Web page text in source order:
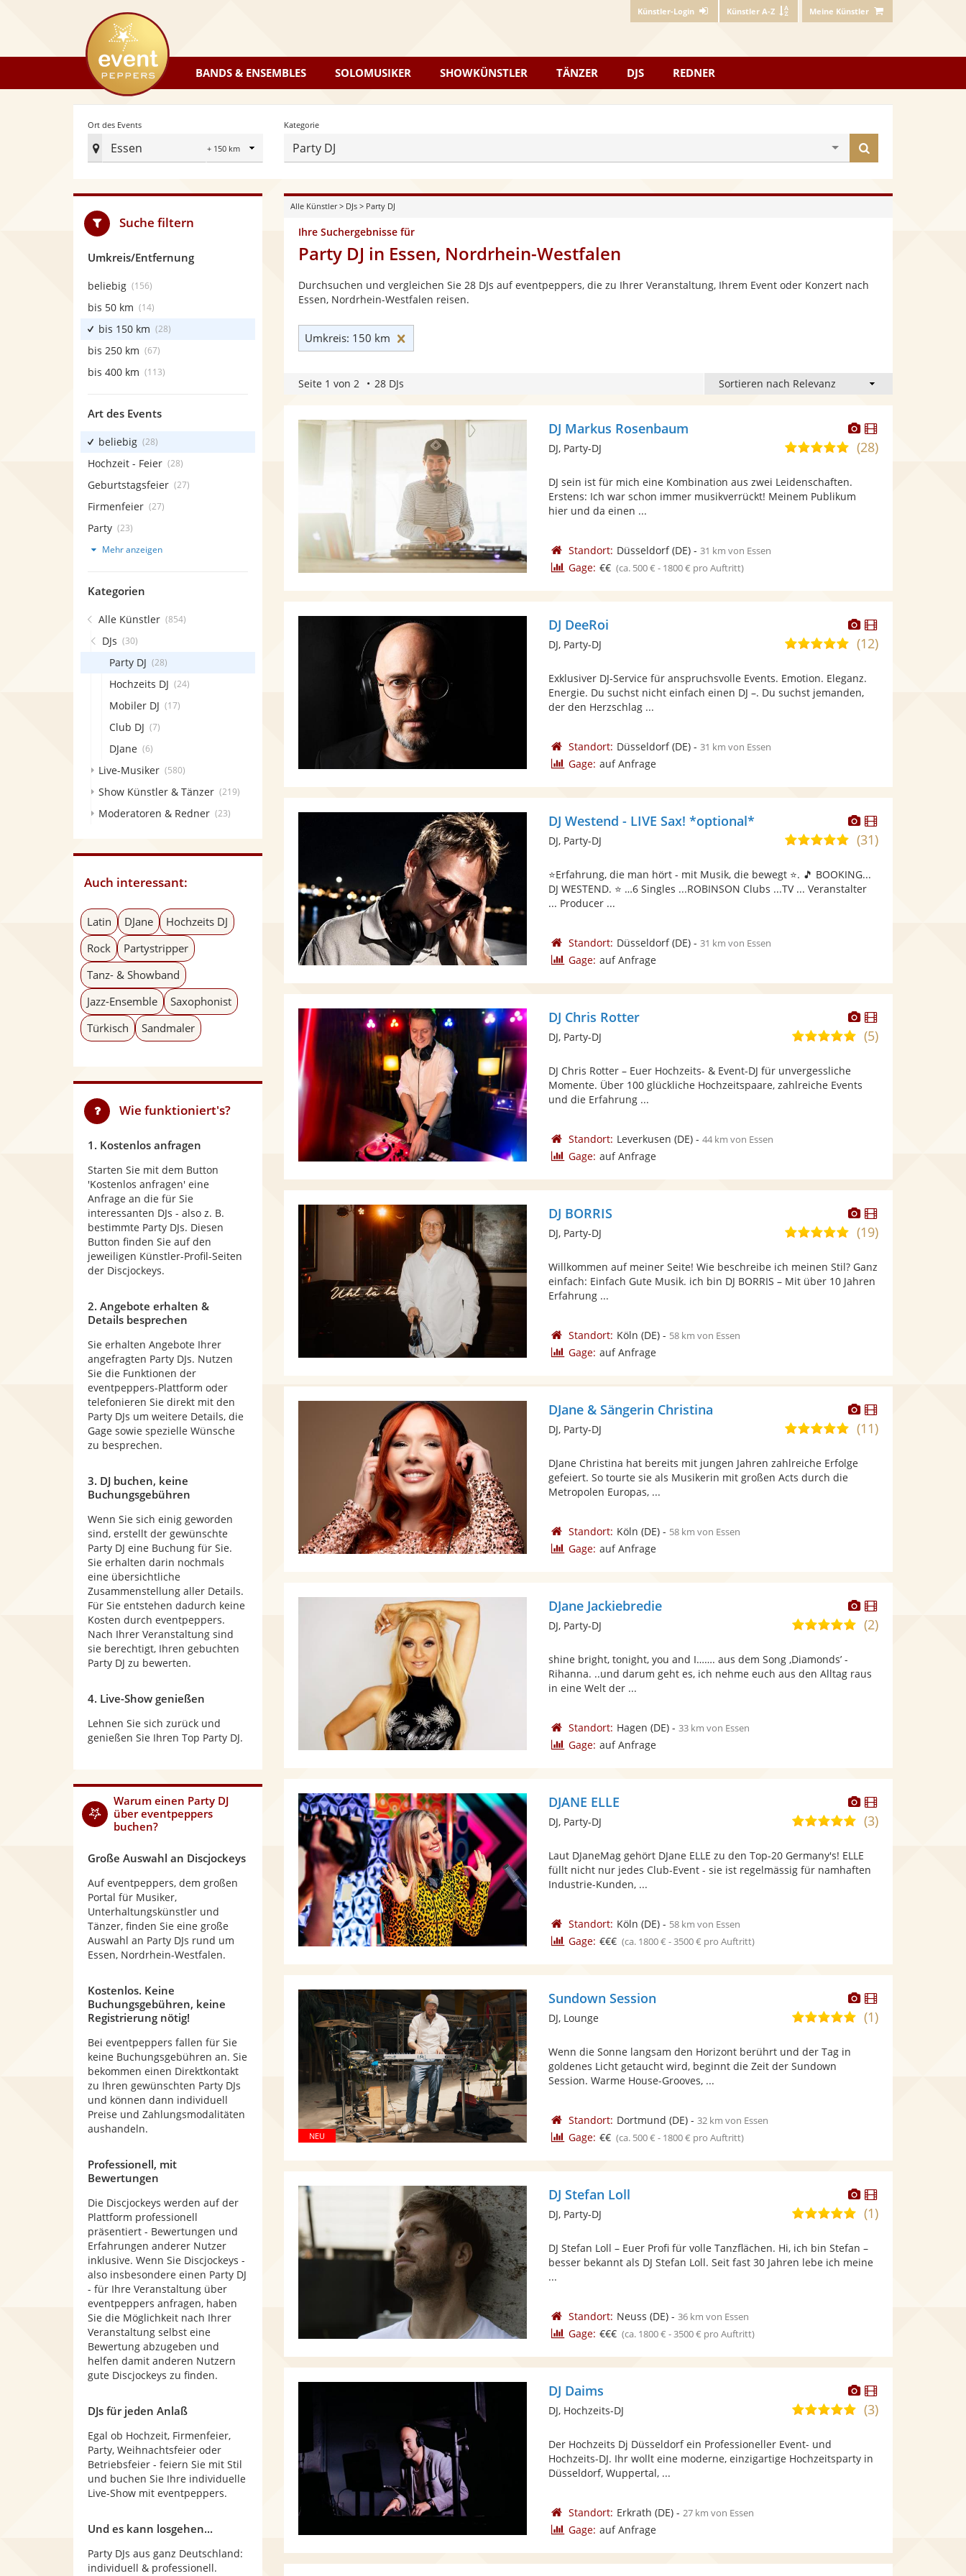
Künstler-Login Künstler A-Z Meine Künstler
eventpeppers
BANDS & ENSEMBLES SOLOMUSIKER SHOWKÜNSTLER TÄNZER DJS REDNER
Ort des Events
Essen
Radius
Ort
Events
festlegen
Kategorie
Party DJ
finden
Alle Künstler> DJs> Party DJ
Ihre Suchergebnisse für
Party DJ in Essen, Nordrhein-Westfalen
Durchsuchen und vergleichen Sie 28 DJs auf eventpeppers, die zu Ihrer Veranstaltung, Ihrem Event oder Konzert nach
Essen, Nordrhein-Westfalen reisen.
Umkreis: 150 km
Seite 1 von 2 28 DJs
Dieser
Künstler
stellt
Dieser
Künstler
DJ Markus Rosenbaum
5,0
5
Sternen
(28)
DJ, Party-DJ
DJ sein ist für mich eine Kombination aus zwei Leidenschaften.
Erstens: Ich war schon immer musikverrückt! Meinem Publikum
hier und da einen ...
Standort: Düsseldorf(DE)- 31 km von Essen
Gage: €€ (ca. 500 € - 1800 € pro Auftritt)
Dieser
Künstler
stellt
bereit.
Dieser
Künstler
DJ DeeRoi
5,0
5
Sternen
(12)
DJ, Party-DJ
Exklusiver DJ-Service für anspruchsvolle Events. Emotion. Eleganz.
Energie. Du suchst nicht einfach einen DJ –. Du suchst jemanden,
der den Herzschlag ...
Standort: Düsseldorf(DE)- 31 km von Essen
Gage: auf Anfrage
Dieser
Künstler
stellt
bereit.
Dieser
Künstler
DJ Westend - LIVE Sax! *optional*
5,0
5
Sternen
(31)
DJ, Party-DJ
⭐Erfahrung, die man hört - mit Musik, die bewegt ⭐. 🎵 BOOKING...
DJ WESTEND. ⭐ …6 Singles ...ROBINSON Clubs ...TV ... Veranstalter
... Producer ...
Standort: Düsseldorf(DE)- 31 km von Essen
Gage: auf Anfrage
Dieser
Künstler
stellt
Dieser
Künstler
DJ Chris Rotter
5,0
Sternen
(5)
DJ, Party-DJ
DJ Chris Rotter – Euer Hochzeits- & Event-DJ für unvergessliche
Momente. Über 100 glückliche Hochzeitspaare, zahlreiche Events
und die Erfahrung ...
Standort: Leverkusen (DE)- 44 km von Essen
Gage: auf Anfrage
Dieser
Künstler
stellt
bereit.
Dieser
Künstler
DJ BORRIS
5,0
5
Sternen
(19)
DJ, Party-DJ
Willkommen auf meiner Seite! Wie beschreibe ich meinen Stil? Ganz
einfach: Einfach Gute Musik. ich bin DJ BORRIS – Mit über 10 Jahren
Erfahrung ...
Standort: Köln (DE)- 58 km von Essen
Gage: auf Anfrage
Dieser
Künstler
stellt
Dieser
Künstler
DJane & Sängerin Christina
4,9
5
(11)
DJ, Party-DJ
DJane Christina hat bereits mit jungen Jahren zahlreiche Erfolge
gefeiert. So tourte sie als Musikerin mit großen Acts durch die
Metropolen Europas, ...
Standort: Köln (DE)- 58 km von Essen
Gage: auf Anfrage
Dieser
Künstler
stellt
Dieser
Künstler
DJane Jackiebredie
5,0
Sternen
(2)
DJ, Party-DJ
shine bright, tonight, you and I……. aus dem Song ‚Diamonds’ -
Rihanna. ..und darum geht es, ich nehme euch aus den Alltag raus
in eine Welt der ...
Standort: Hagen (DE)- 33 km von Essen
Gage: auf Anfrage
Dieser
Künstler
stellt
bereit.
Dieser
Künstler
DJANE ELLE
5,0
5
Sternen
(3)
DJ, Party-DJ
Laut DJaneMag gehört DJane ELLE zu den Top-20 Germany's! ELLE
füllt nicht nur jedes Club-Event - sie ist regelmässig für namhaften
Industrie-Kunden, ...
Standort: Köln (DE)- 58 km von Essen
Gage: €€€ (ca. 1800 € - 3500 € pro Auftritt)
Dieser
Künstler
stellt
Dieser
Künstler
Sundown Session
5,0(1)
DJ, Lounge
Wenn die Sonne langsam den Horizont berührt und der Tag in
goldenes Licht getaucht wird, beginnt die Zeit der Sundown
Session. Warme House-Grooves, ...
Standort: Dortmund (DE)- 32 km von Essen
Gage: €€ (ca. 500 € - 1800 € pro Auftritt)
Dieser
Künstler
stellt
Dieser
Künstler
DJ Stefan Loll
5,0
5
Sternen
(1)
DJ, Party-DJ
DJ Stefan Loll – Euer Profi für volle Tanzflächen. Hi, ich bin Stefan –
besser bekannt als DJ Stefan Loll. Seit fast 30 Jahren lebe ich meine
...
Standort: Neuss (DE)- 36 km von Essen
Gage: €€€ (ca. 1800 € - 3500 € pro Auftritt)
Dieser
Künstler
stellt
bereit.
Dieser
Künstler
DJ Daims
5,0
Sternen
(3)
DJ, Hochzeits-DJ
Der Hochzeits Dj Düsseldorf ein Professioneller Event- und
Hochzeits-DJ. Ihr wollt eine moderne, einzigartige Hochzeitsparty in
Düsseldorf, Wuppertal, ...
Standort: Erkrath (DE)- 27 km von Essen
Gage: auf Anfrage
Suche filtern
Umkreis/Entfernung
beliebig (156)
bis 50 km (14)
bis 150 km (28)
bis 250 km (67)
bis 400 km (113)
Art des Events
beliebig (28)
Hochzeit - Feier (28)
Geburtstagsfeier (27)
Firmenfeier (27)
Party (23)
Mehr anzeigen
Kategorien
Alle Künstler (854)
DJs (30)
Party DJ (28)
Hochzeits DJ (24)
Mobiler DJ (17)
Club DJ (7)
DJane (6)
Live-Musiker (580)
Show Künstler & Tänzer (219)
Moderatoren & Redner (23)
Auch interessant:
Latin DJane
Hochzeits DJ
Rock
Partystripper
Tanz- & Showband
Jazz-Ensemble
Saxophonist
Türkisch
Sandmaler
Wie funktioniert's?
1. Kostenlos anfragen
Starten Sie mit dem Button
'Kostenlos anfragen' eine
Anfrage an die für Sie
interessanten DJs - also z. B.
bestimmte Party DJs. Diesen
Button finden Sie auf den
jeweiligen Künstler-Profil-Seiten
der Discjockeys.
2. Angebote erhalten &
Details besprechen
Sie erhalten Angebote Ihrer
angefragten Party DJs. Nutzen
Sie die Funktionen der
eventpeppers-Plattform oder
telefonieren Sie direkt mit den
Party DJs um weitere Details, die
Gage sowie spezielle Wünsche
zu besprechen.
3. DJ buchen, keine
Buchungsgebühren
Wenn Sie sich einig geworden
sind, erstellt der gewünschte
Party DJ eine Buchung für Sie.
Sie erhalten darin nochmals
eine übersichtliche
Zusammenstellung aller Details.
Für Sie entstehen dadurch keine
Kosten durch eventpeppers.
Nach Ihrer Veranstaltung sind
sie berechtigt, Ihren gebuchten
Party DJ zu bewerten.
4. Live-Show genießen
Lehnen Sie sich zurück und
genießen Sie Ihren Top Party DJ.
Warum einen Party DJ
über eventpeppers
buchen?
Große Auswahl an Discjockeys
Auf eventpeppers, dem großen
Portal für Musiker,
Unterhaltungskünstler und
Tänzer, finden Sie eine große
Auswahl an Party DJs rund um
Essen, Nordrhein-Westfalen.
Kostenlos. Keine
Buchungsgebühren, keine
Registrierung nötig!
Bei eventpeppers fallen für Sie
keine Buchungsgebühren an. Sie
bekommen einen Direktkontakt
zu Ihren gewünschten Party DJs
und können dann individuell
Preise und Zahlungsmodalitäten
aushandeln.
Professionell, mit
Bewertungen
Die Discjockeys werden auf der
Plattform professionell
präsentiert - Bewertungen und
Erfahrungen anderer Nutzer
inklusive. Wenn Sie Discjockeys -
also insbesondere einen Party DJ
- für Ihre Veranstaltung über
eventpeppers anfragen, haben
Sie die Möglichkeit nach Ihrer
Veranstaltung selbst eine
Bewertung abzugeben und
helfen damit anderen Nutzern
gute Discjockeys zu finden.
DJs für jeden Anlaß
Egal ob Hochzeit, Firmenfeier,
Party, Weihnachtsfeier oder
Betriebsfeier - feiern Sie mit Stil
und buchen Sie Ihre individuelle
Live-Show mit eventpeppers.
Und es kann losgehen...
Party DJs aus ganz Deutschland:
individuell & professionell.